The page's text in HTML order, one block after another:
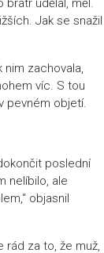
bratr udělal, měl.
Jak se snažil
nim zachovala,
víc. S tou
pevném objetí.
poslední
nelíbilo, ale
objasnil
rád za to, že muž,